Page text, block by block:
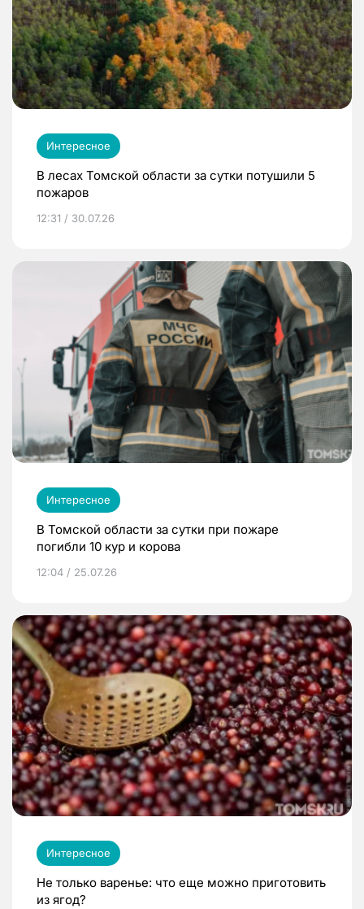
Интересное
В лесах Томской области за сутки потушили 5
пожаров
12:31 / 30.07.26
Интересное
В Томской области за сутки при пожаре
погибли 10 кур и корова
12:04 / 25.07.26
Интересное
Не только варенье: что еще можно приготовить
из ягод?